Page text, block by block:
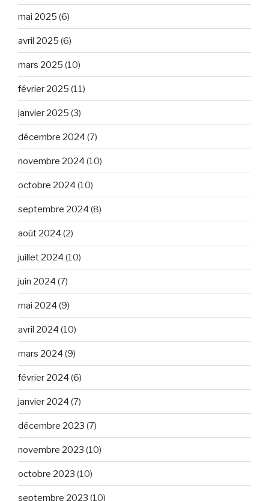
mai 2025 (6)
avril 2025 (6)
mars 2025 (10)
février 2025 (11)
janvier 2025 (3)
décembre 2024 (7)
novembre 2024 (10)
octobre 2024 (10)
septembre 2024 (8)
août 2024 (2)
juillet 2024 (10)
juin 2024 (7)
mai 2024 (9)
avril 2024 (10)
mars 2024 (9)
février 2024 (6)
janvier 2024 (7)
décembre 2023 (7)
novembre 2023 (10)
octobre 2023 (10)
septembre 2023 (10)